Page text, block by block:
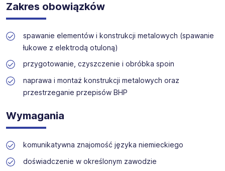
Oferujemy szeroki wybór stanowisk w branżach
technicznych, produkcyjnych i budowlanych. Nasz zespół
zapewnia wsparcie na każdym etapie rekrutacji.
Oferta jest otwarta dla wszystkich kandydatów, którzy
spełniają powyższe warunki.
Zakres obowiązków
spawanie elementów i konstrukcji metalowych (spawanie
łukowe z elektrodą otuloną)
przygotowanie, czyszczenie i obróbka spoin
naprawa i montaż konstrukcji metalowych oraz
przestrzeganie przepisów BHP
Wymagania
komunikatywna znajomość języka niemieckiego
doświadczenie w określonym zawodzie